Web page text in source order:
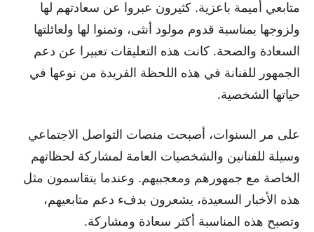
متابعي أميمة باعزية. كثيرون عبروا عن سعادتهم لها
ولزوجها بمناسبة قدوم مولود أنثى، وتمنوا لها ولعائلتها
السعادة والصحة. كانت هذه التعليقات تعبيرا عن دعم
الجمهور للفنانة في هذه اللحظة الفريدة من نوعها في
حياتها الشخصية.
على مر السنوات، أصبحت منصات التواصل الاجتماعي
وسيلة للفنانين والشخصيات العامة لمشاركة لحظاتهم
الخاصة مع جمهورهم ومعجبيهم. وعندما يتقاسمون مثل
هذه الأخبار السعيدة، يشعرون بدفء دعم متابعيهم،
وتصبح هذه المناسبة أكثر سعادة ومشاركة.